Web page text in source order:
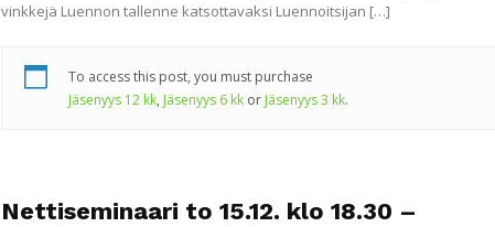
vinkkejä Luennon tallenne katsottavaksi Luennoitsijan […]
To access this post, you must purchase
Jäsenyys 12 kk, Jäsenyys 6 kk or Jäsenyys 3 kk.
Nettiseminaari to 15.12. klo 18.30 –